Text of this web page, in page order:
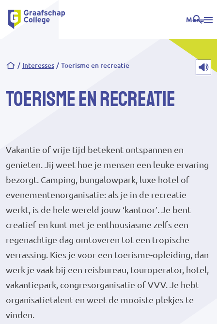
Menu
Kruimelpad
Interesses Toerisme en recreatie
Toerisme en recreatie
Vakantie of vrije tijd betekent ontspannen en
genieten. Jij weet hoe je mensen een leuke ervaring
bezorgt. Camping, bungalowpark, luxe hotel of
evenementenorganisatie: als je in de recreatie
werkt, is de hele wereld jouw ‘kantoor’. Je bent
creatief en kunt met je enthousiasme zelfs een
regenachtige dag omtoveren tot een tropische
verrassing. Kies je voor een toerisme-opleiding, dan
werk je vaak bij een reisbureau, touroperator, hotel,
vakantiepark, congresorganisatie of VVV. Je hebt
organisatietalent en weet de mooiste plekjes te
vinden.